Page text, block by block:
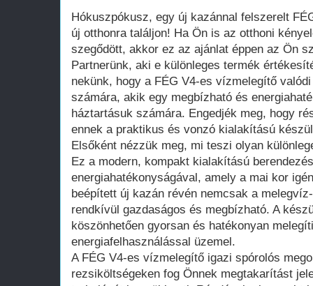
Hókuszpókusz, egy új kazánnal felszerelt
új otthonra találjon! Ha Ön is az otthoni
szegődött, akkor ez az ajánlat éppen az Ön
Partnerünk, aki e különleges termék
nekünk, hogy a FÉG V4-es vízmelegítő
számára, akik egy megbízható és
háztartásuk számára. Engedjék meg, hogy
ennek a praktikus és vonzó kialakítású
Elsőként nézzük meg, mi teszi olyan
Ez a modern, kompakt kialakítású
energiahatékonyságával, amely a mai kor
beépített új kazán révén nemcsak a
rendkívül gazdaságos és megbízható. A
köszönhetően gyorsan és hatékonyan
energiafelhasználással üzemel.
A FÉG V4-es vízmelegítő igazi spórolós
rezsiköltségeken fog Önnek megtakarítást